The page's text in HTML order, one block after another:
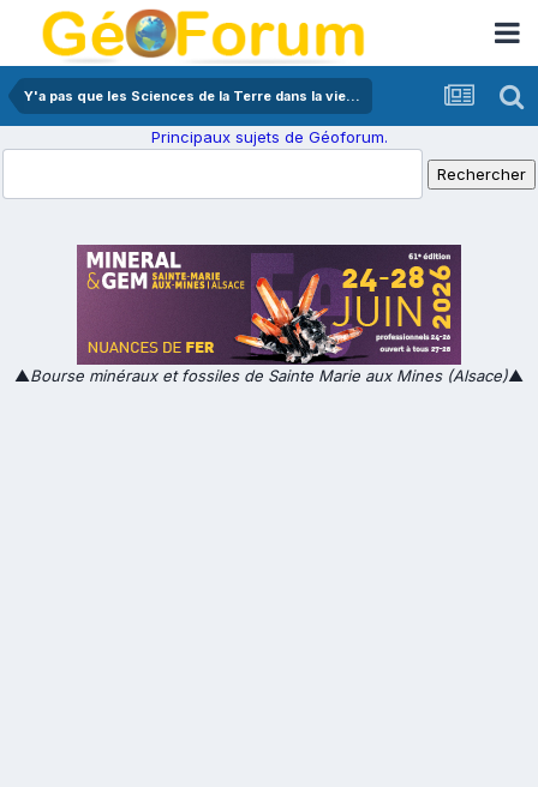
Y'a pas que les Sciences de la Terre dans la vie...
Principaux sujets de Géoforum.
▲Bourse minéraux et fossiles de Sainte Marie aux Mines (Alsace)▲